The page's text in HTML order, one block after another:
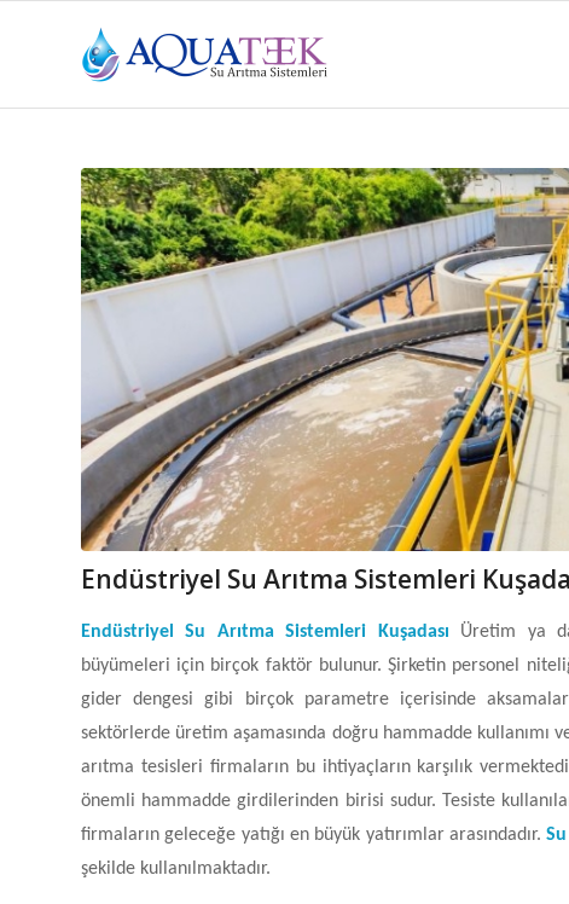
Endüstriyel Su Arıtma Sistemleri
Endüstriyel Su Arıtma Sistemleri Kuşadası Üretim ya
büyümeleri için birçok faktör bulunur. Şirketin personel
gider dengesi gibi birçok parametre içerisinde
sektörlerde üretim aşamasında doğru hammadde kullanımı
arıtma tesisleri firmaların bu ihtiyaçların karşılık
önemli hammadde girdilerinden birisi sudur. Tesiste
firmaların geleceğe yatığı en büyük yatırımlar arasındadır.
şekilde kullanılmaktadır.